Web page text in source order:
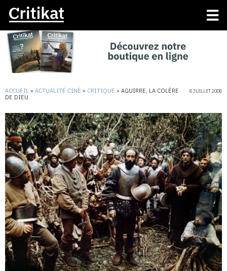
ACCUEIL » ACTUALITÉ CINÉ » CRITIQUE » AGUIRRE, LA COLÈRE
DE DIEU
8 JUILLET 2008